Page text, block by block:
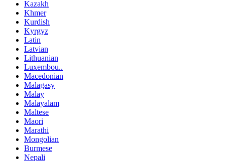
Kazakh
Khmer
Kurdish
Kyrgyz
Latin
Latvian
Lithuanian
Luxembou..
Macedonian
Malagasy
Malay
Malayalam
Maltese
Maori
Marathi
Mongolian
Burmese
Nepali